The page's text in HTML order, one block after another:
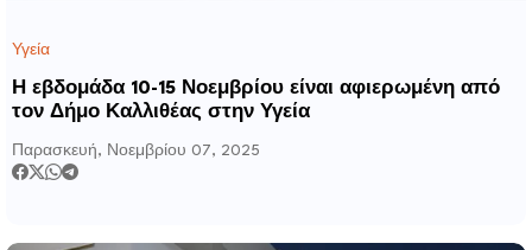
Υγεία
Η εβδομάδα 10-15 Νοεμβρίου είναι αφιερωμένη από
τον Δήμο Καλλιθέας στην Υγεία
Παρασκευή, Νοεμβρίου 07, 2025